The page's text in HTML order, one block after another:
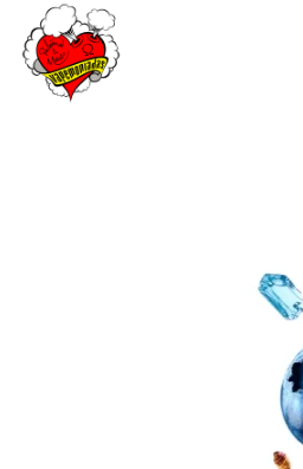
Saltar
contenido